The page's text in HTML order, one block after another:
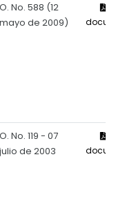
No. 588 (12
de 2009)
No. 119 - 07
de 2003